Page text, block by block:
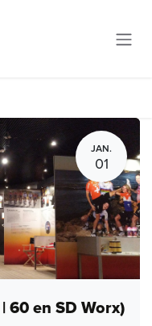
JAN.
01
60 en SD Worx)